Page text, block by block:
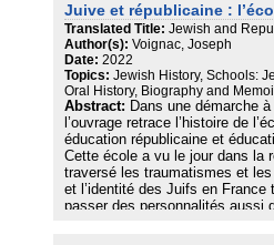
Le FN, devenu Rassemblement
respectable? Ou, tout au moins
Les auteurs de cette enquête
communautés juives présentes
Fréjus à Hayange, de Béziers
remonté le fil de l’histoire du
séduction, ainsi que celle des
tendue. Pour mieux
frontistes, de témoins et
Et ils racontent les coulisses
Juive et républicaine :
Translated Title: Jewish and
Author(s): Voignac, Joseph
Date: 2022
Topics: Jewish History, Schools:
Oral History, Biography and
Abstract: Dans une démarche
l’ouvrage retrace l’histoire de
éducation républicaine et
Cette école a vu le jour dans la
traversé les traumatismes et
et l’identité des Juifs en
passer des personnalités aussi